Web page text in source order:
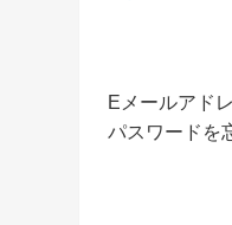
Eメールアド
パスワードを